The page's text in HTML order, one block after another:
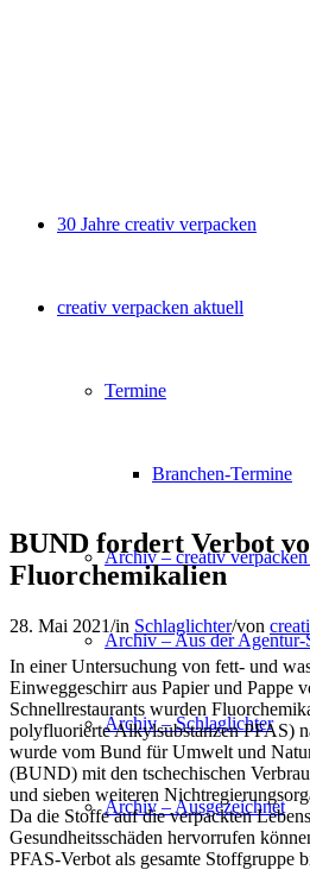
30 Jahre creativ verpacken
creativ verpacken aktuell
Termine
Branchen-Termine
Archiv – creativ
Archiv – Aus der Agentur-
Archiv – Schlaglichter
Archiv – Ausgezeichnet
BUND fordert Verbot
Fluorchemikalien
28. Mai 2021/in Schlaglichter/von
In einer Untersuchung von fett- und
Einweggeschirr aus Papier und Pappe
Schnellrestaurants wurden
polyfluorierte Alkylsubstanzen PFAS)
wurde vom Bund für Umwelt und
(BUND) mit den tschechischen
und sieben weiteren
Da die Stoffe auf die verpackten
Gesundheitsschäden hervorrufen
PFAS-Verbot als gesamte Stoffgruppe